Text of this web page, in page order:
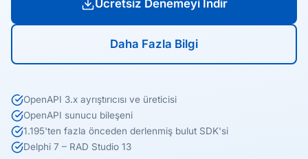
Ücretsiz Denemeyi İndir
Daha Fazla Bilgi
OpenAPI 3.x ayrıştırıcısı ve üreticisi
OpenAPI sunucu bileşeni
1.195'ten fazla önceden derlenmiş bulut SDK'si
Delphi 7 – RAD Studio 13